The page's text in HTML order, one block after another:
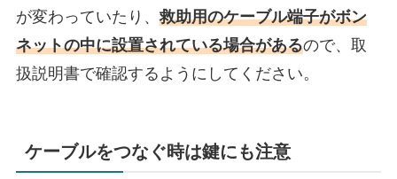
が変わっていたり、救助用のケーブル端子がボン
ネットの中に設置されている場合があるので、取
扱説明書で確認するようにしてください。
ケーブルをつなぐ時は鍵にも注意